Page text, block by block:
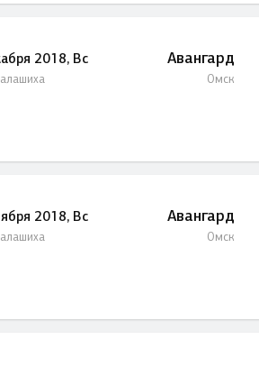
2018, Вс Авангард
Омск
2018, Вс Авангард
Омск